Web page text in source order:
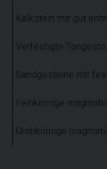
Kalkstein mit gut
Verfestigte
Sandgesteine mit
Feinkörnige
Grobkörnige